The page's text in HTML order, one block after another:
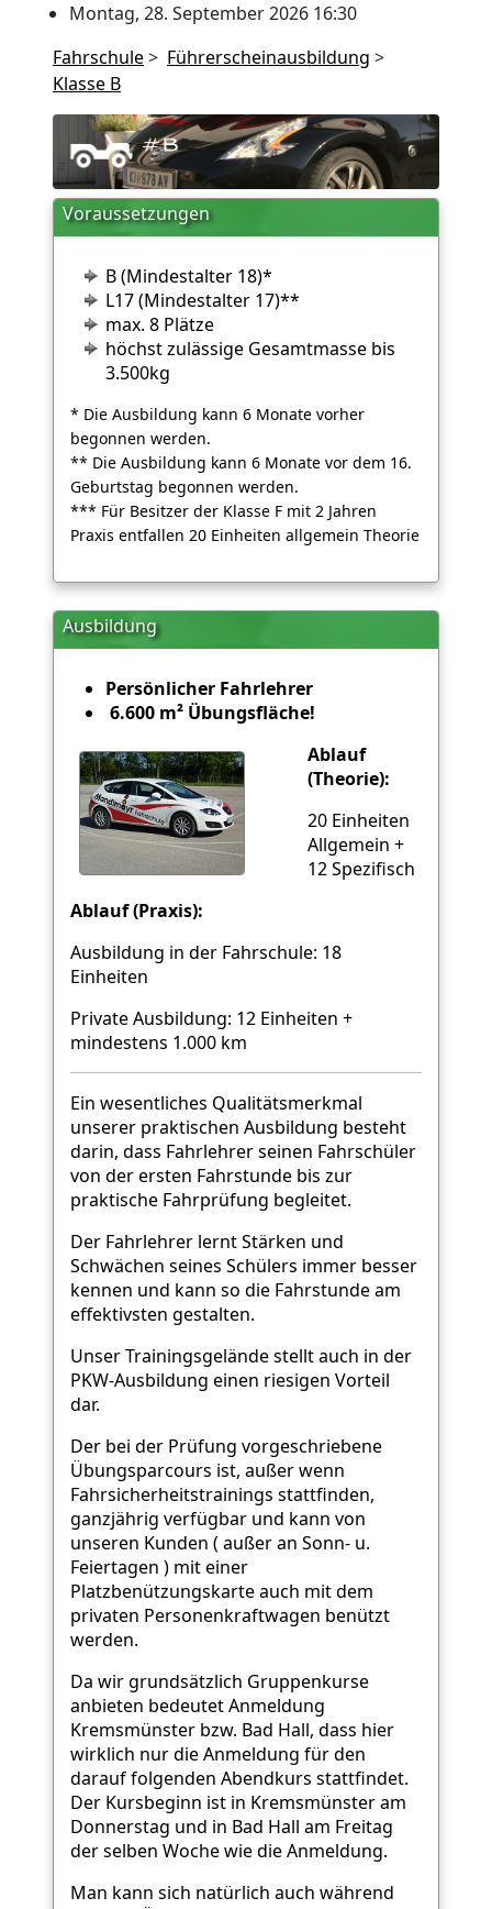
Montag, 28. September 2026 16:30
Fahrschule> Führerscheinausbildung >
Klasse B
Voraussetzungen
B (Mindestalter 18)*
L17 (Mindestalter 17)**
max. 8 Plätze
höchst zulässige Gesamtmasse bis
3.500kg
* Die Ausbildung kann 6 Monate vorher
begonnen werden.
** Die Ausbildung kann 6 Monate vor dem 16.
Geburtstag begonnen werden.
*** Für Besitzer der Klasse F mit 2 Jahren
Praxis entfallen 20 Einheiten allgemein Theorie
Ausbildung
Persönlicher Fahrlehrer
6.600 m² Übungsfläche!
Ablauf
(Theorie):
20 Einheiten
Allgemein +
12 Spezifisch
Ablauf (Praxis):
Ausbildung in der Fahrschule: 18
Einheiten
Private Ausbildung: 12 Einheiten +
mindestens 1.000 km
Ein wesentliches Qualitätsmerkmal
unserer praktischen Ausbildung besteht
darin, dass Fahrlehrer seinen Fahrschüler
von der ersten Fahrstunde bis zur
praktische Fahrprüfung begleitet.
Der Fahrlehrer lernt Stärken und
Schwächen seines Schülers immer besser
kennen und kann so die Fahrstunde am
effektivsten gestalten.
Unser Trainingsgelände stellt auch in der
PKW-Ausbildung einen riesigen Vorteil
dar.
Der bei der Prüfung vorgeschriebene
Übungsparcours ist, außer wenn
Fahrsicherheitstrainings stattfinden,
ganzjährig verfügbar und kann von
unseren Kunden ( außer an Sonn- u.
Feiertagen ) mit einer
Platzbenützungskarte auch mit dem
privaten Personenkraftwagen benützt
werden.
Da wir grundsätzlich Gruppenkurse
anbieten bedeutet Anmeldung
Kremsmünster bzw. Bad Hall, dass hier
wirklich nur die Anmeldung für den
darauf folgenden Abendkurs stattfindet.
Der Kursbeginn ist in Kremsmünster am
Donnerstag und in Bad Hall am Freitag
der selben Woche wie die Anmeldung.
Man kann sich natürlich auch während